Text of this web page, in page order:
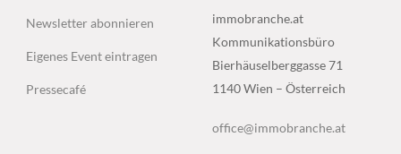
Newsletter abonnieren
Eigenes Event eintragen
Pressecafé
immobranche.at
Kommunikationsbüro
Bierhäuselberggasse 71
1140 Wien – Österreich
office@immobranche.at